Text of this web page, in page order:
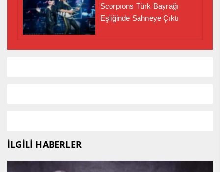
Scorpıons Türk Bayrağı
Eşliğinde Sahneye Çıktı
İLGİLİ HABERLER